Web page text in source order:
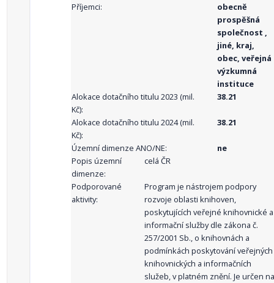
Příjemci:
obecně
prospěšná
společnost ,
jiné, kraj,
obec, veřejná
výzkumná
instituce
Alokace dotačního titulu 2023 (mil.
Kč):
38.21
Alokace dotačního titulu 2024 (mil.
Kč):
38.21
Územní dimenze ANO/NE:
ne
Popis územní
dimenze:
celá ČR
Podporované
aktivity:
Program je nástrojem podpory
rozvoje oblasti knihoven,
poskytujících veřejné knihovnické a
informační služby dle zákona č.
257/2001 Sb., o knihovnách a
podmínkách poskytování veřejných
knihovnických a informačních
služeb, v platném znění. Je určen na